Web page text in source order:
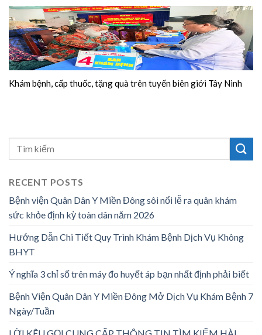
Khám bệnh, cấp thuốc, tặng quà trên tuyến biên giới Tây Ninh
RECENT POSTS
Bệnh viện Quân Dân Y Miền Đông sôi nổi lễ ra quân khám
sức khỏe định kỳ toàn dân năm 2026
Hướng Dẫn Chi Tiết Quy Trình Khám Bệnh Dịch Vụ Không
BHYT
Ý nghĩa 3 chỉ số trên máy đo huyết áp bạn nhất định phải biết
Bệnh Viện Quân Dân Y Miền Đông Mở Dịch Vụ Khám Bệnh 7
Ngày/Tuần
LỜI KÊU GỌI CUNG CẤP THÔNG TIN TÌM KIẾM HÀI